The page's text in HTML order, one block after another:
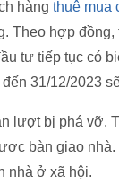
hàng thuê mua
Theo hợp
tư tiếp tục có
31/12/2023
lượt bị phá vỡ.
bàn giao
nhà ở xã hội.